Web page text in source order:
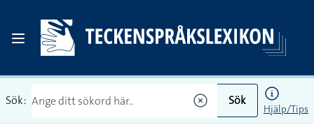
Sök: Sök
Hjälp/Tips